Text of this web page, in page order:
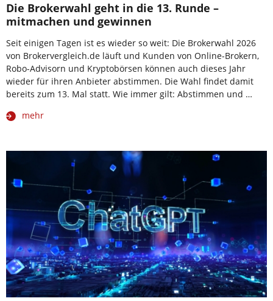
Die Brokerwahl geht in die 13. Runde –
mitmachen und gewinnen
Seit einigen Tagen ist es wieder so weit: Die Brokerwahl 2026
von Brokervergleich.de läuft und Kunden von Online-Brokern,
Robo-Advisorn und Kryptobörsen können auch dieses Jahr
wieder für ihren Anbieter abstimmen. Die Wahl findet damit
bereits zum 13. Mal statt. Wie immer gilt: Abstimmen und …
mehr